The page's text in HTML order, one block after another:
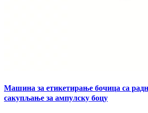
Машина за етикетирање бочица са
сакупљање за ампулску боцу